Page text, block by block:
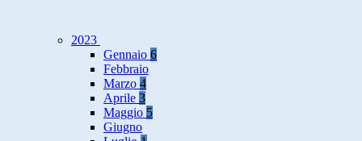
2023
Gennaio 6
Febbraio
Marzo 4
Aprile 3
Maggio 5
Giugno